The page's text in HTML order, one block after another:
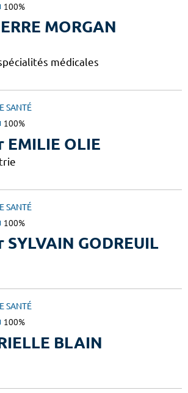
100%
MORGAN
médicales
SANTÉ
100%
EMILIE OLIE
SANTÉ
100%
GODREUIL
SANTÉ
100%
BLAIN